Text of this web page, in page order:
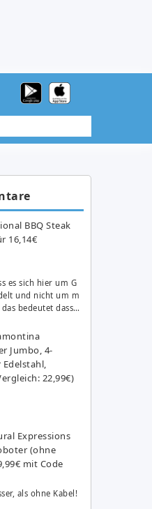
BBQ Steak
16,14€
es sich hier um G
und nicht um m
bedeutet dass…
Jumbo, 4-
22,99€)
Expressions
(ohne
mit Code
als ohne Kabel!